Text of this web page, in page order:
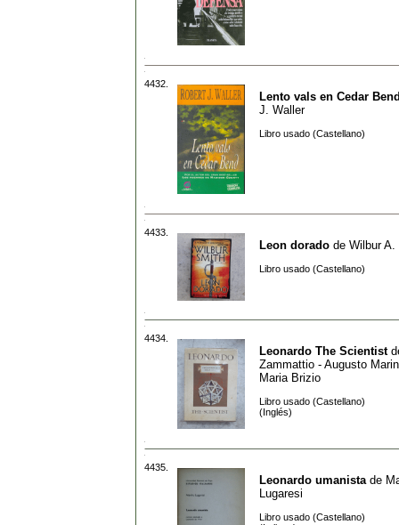
4432.
Lento vals en Cedar
J. Waller
Libro usado (Castellano)
4433.
Leon dorado de Wilbur A.
Libro usado (Castellano)
4434.
Leonardo The Scientist
Zammattio - Augusto
Maria Brizio
Libro usado (Castellano)
(Inglés)
4435.
Leonardo umanista de
Lugaresi
Libro usado (Castellano)